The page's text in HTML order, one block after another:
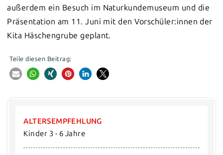
außerdem ein Besuch im Naturkundemuseum und die
Präsentation am 11. Juni mit den Vorschüler:innen der
Kita Häschengrube geplant.
Teile diesen Beitrag:
ALTERSEMPFEHLUNG
Kinder 3 - 6 Jahre